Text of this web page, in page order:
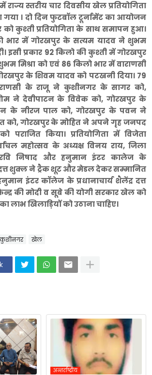
स्तरीय चार दिवसीय खेल प्रतियोगिता
। दो दिन फुटबॉल टूर्नामेंट का आयोजन
कुश्ती प्रतियोगिता के साथ समापन हुआ।
भार में गोरखपुर के सत्यम यादव ने शुभम
इसी प्रकार 92 किलो की कुश्ती में गोरखपुर
मिश्रा को एवं 86 किलो भार में वाराणसी
के शिवम यादव को पटखनी दिया। 79
के राजू ने कुशीनगर के सागर को,
ने देवीपाटन के विवेक को, गोरखपुर के
के नीरज पाल को, गोरखपुर के पवन ने
को, गोरखपुर के मोहित ने अपने गृह जनपद
किया। प्रतियोगिता में विजेता
महोत्सव के अध्यक्ष विनय राय, जिला
रवि निषाद और हनुमान इंटर कालेज के
दत्त शुक्ल ने ट्रैक शूट और मेडल देकर सम्मानित
इंटर कॉलेज के प्रधानाचार्य शैलेंद्र दत्त
की मोदी व सूबे की योगी सरकार खेल को
लाभ खिलाड़ियों को उठाना चाहिए।
कुशीनगर खेल
अन्तर्राष्ट्रीय